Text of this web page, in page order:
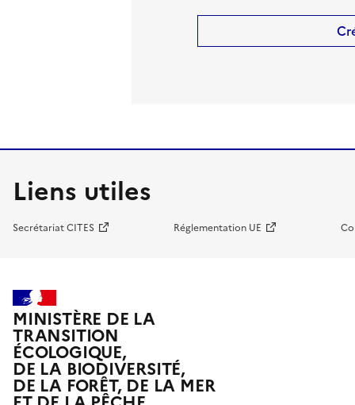
Liens utiles
Secrétariat CITES Réglementation UE
MINISTÈRE DE LA
TRANSITION
ÉCOLOGIQUE,
DE LA BIODIVERSITÉ,
DE LA FORÊT, DE LA MER